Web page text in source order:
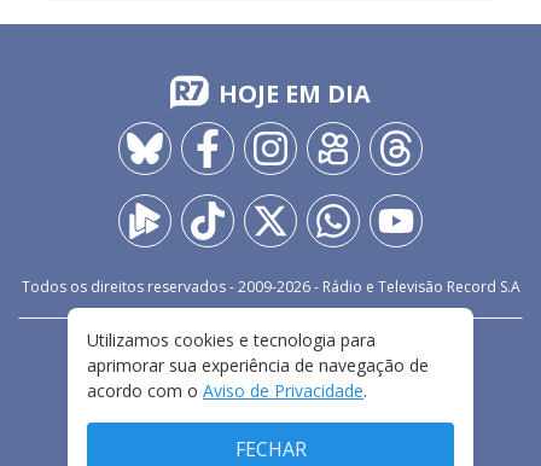
HOJE EM DIA
Todos os direitos reservados - 2009-2026- Rádio e Televisão Record S.A
FALE CONOSCO
PRIVACIDADE
TERMOS E CONDIÇÕES DE USO
Utilizamos cookies e tecnologia para
aprimorar sua experiência de navegação de
acordo com o Aviso de Privacidade.
FECHAR